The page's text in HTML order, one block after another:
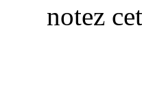
notez